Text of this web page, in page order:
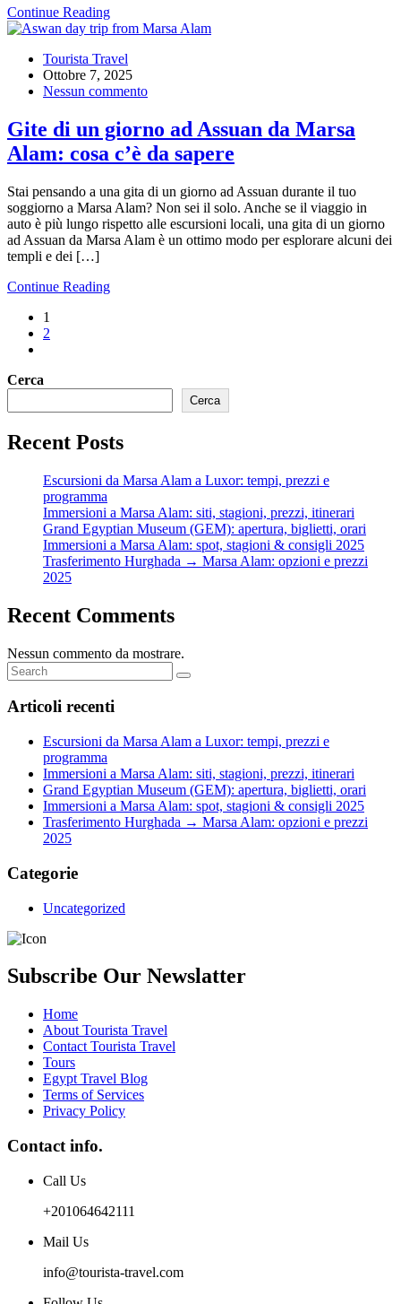
Continue Reading
Tourista Travel
Ottobre 7, 2025
Nessun commento
Gite di un giorno ad Assuan da Marsa
Alam: cosa c’è da sapere
Stai pensando a una gita di un giorno ad Assuan durante il tuo
soggiorno a Marsa Alam? Non sei il solo. Anche se il viaggio in
auto è più lungo rispetto alle escursioni locali, una gita di un giorno
ad Assuan da Marsa Alam è un ottimo modo per esplorare alcuni dei
templi e dei […]
Continue Reading
1
2
Cerca
Cerca
Recent Posts
Escursioni da Marsa Alam a Luxor: tempi, prezzi e
programma
Immersioni a Marsa Alam: siti, stagioni, prezzi, itinerari
Grand Egyptian Museum (GEM): apertura, biglietti, orari
Immersioni a Marsa Alam: spot, stagioni & consigli 2025
Trasferimento Hurghada → Marsa Alam: opzioni e prezzi
2025
Recent Comments
Nessun commento da mostrare.
Articoli recenti
Escursioni da Marsa Alam a Luxor: tempi, prezzi e
programma
Immersioni a Marsa Alam: siti, stagioni, prezzi, itinerari
Grand Egyptian Museum (GEM): apertura, biglietti, orari
Immersioni a Marsa Alam: spot, stagioni & consigli 2025
Trasferimento Hurghada → Marsa Alam: opzioni e prezzi
2025
Categorie
Uncategorized
Subscribe Our Newslatter
Home
About Tourista Travel
Contact Tourista Travel
Tours
Egypt Travel Blog
Terms of Services
Privacy Policy
Contact info.
Call Us
+201064642111
Mail Us
info@tourista-travel.com